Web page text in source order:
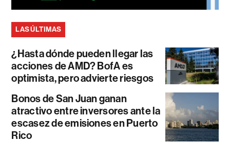
LAS ÚLTIMAS
¿Hasta dónde pueden llegar las
acciones de AMD? BofA es
optimista, pero advierte riesgos
Bonos de San Juan ganan
atractivo entre inversores ante la
escasez de emisiones en Puerto
Rico